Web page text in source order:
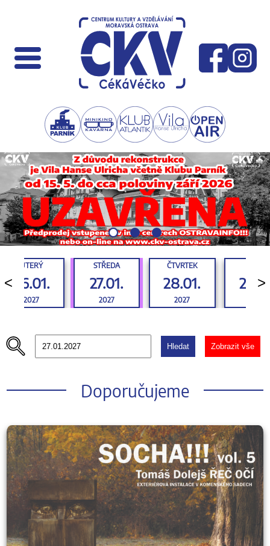
<
ÚTERÝ
26.01.
2027
STŘEDA
27.01.
2027
ČTVRTEK
28.01.
2027
>
Hledat Zobrazit vše
Doporučujeme